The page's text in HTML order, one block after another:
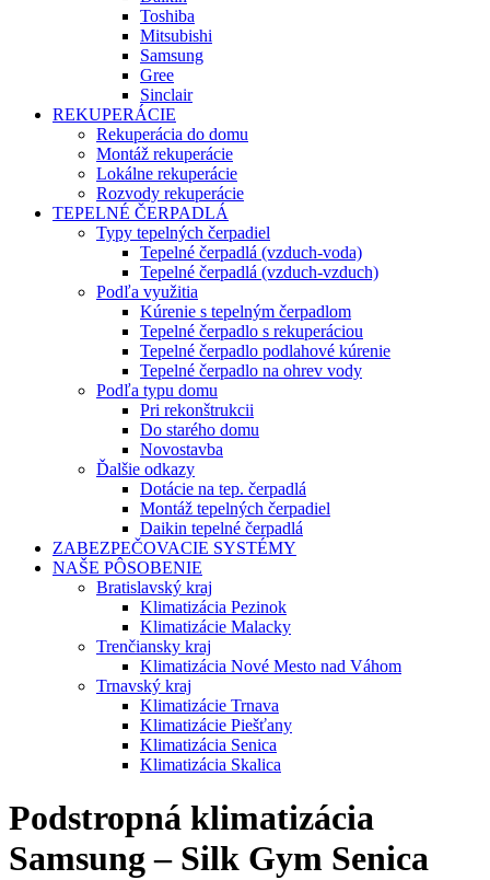
Toshiba
Mitsubishi
Samsung
Gree
Sinclair
REKUPERÁCIE
Rekuperácia do domu
Montáž rekuperácie
Lokálne rekuperácie
Rozvody rekuperácie
TEPELNÉ ČERPADLÁ
Typy tepelných čerpadiel
Tepelné čerpadlá (vzduch-voda)
Tepelné čerpadlá (vzduch-vzduch)
Podľa využitia
Kúrenie s tepelným čerpadlom
Tepelné čerpadlo s rekuperáciou
Tepelné čerpadlo podlahové kúrenie
Tepelné čerpadlo na ohrev vody
Podľa typu domu
Pri rekonštrukcii
Do starého domu
Novostavba
Ďalšie odkazy
Dotácie na tep. čerpadlá
Montáž tepelných čerpadiel
Daikin tepelné čerpadlá
ZABEZPEČOVACIE SYSTÉMY
NAŠE PÔSOBENIE
Bratislavský kraj
Klimatizácia Pezinok
Klimatizácie Malacky
Trenčiansky kraj
Klimatizácia Nové Mesto nad Váhom
Trnavský kraj
Klimatizácie Trnava
Klimatizácie Piešťany
Klimatizácia Senica
Klimatizácia Skalica
Podstropná klimatizácia
Samsung – Silk Gym Senica